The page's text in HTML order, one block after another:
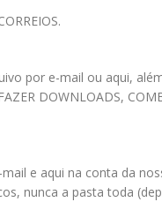
por e-mail ou aqui,
DOWNLOADS,
e aqui na conta da
nunca a pasta toda